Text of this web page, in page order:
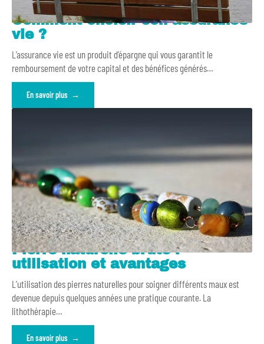
Comment choisir son assurance
vie ?
L’assurance vie est un produit d’épargne qui vous garantit le
remboursement de votre capital et des bénéfices générés…
En savoir plus
Pierre naturelle brute :
utilisation et avantages
L’utilisation des pierres naturelles pour soigner différents maux est
devenue depuis quelques années une pratique courante. La
lithothérapie…
En savoir plus